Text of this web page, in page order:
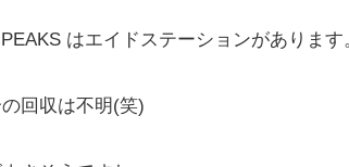
はエイドステーションがあります
回収は不明(笑)